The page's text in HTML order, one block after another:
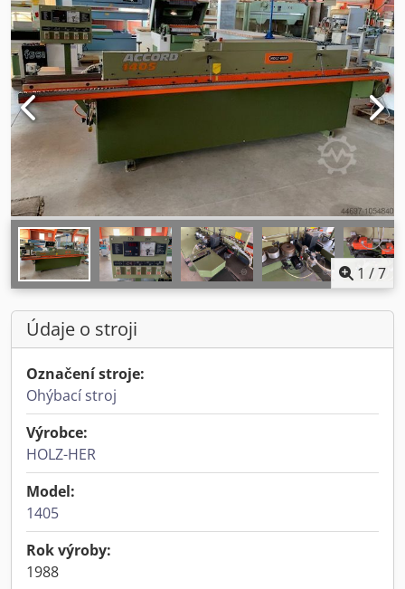
1 /7
Údaje o stroji
Označení stroje:
Ohýbací stroj
Výrobce:
HOLZ-HER
Model:
1405
Rok výroby:
1988